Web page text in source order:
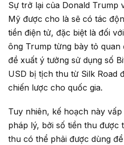
Sự trở lại của Donald Trump
Mỹ được cho là sẽ có tác
tiền điện tử, đặc biệt là đối
ông Trump từng bày tỏ quan
đề xuất ý tưởng sử dụng số
USD bị tịch thu từ Silk Road
chiến lược cho quốc gia.
Tuy nhiên, kế hoạch này
pháp lý, bởi số tiền thu được
thu có thể phải được dùng